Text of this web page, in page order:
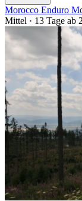
Morocco Enduro
Mittel · 13 Tage ab